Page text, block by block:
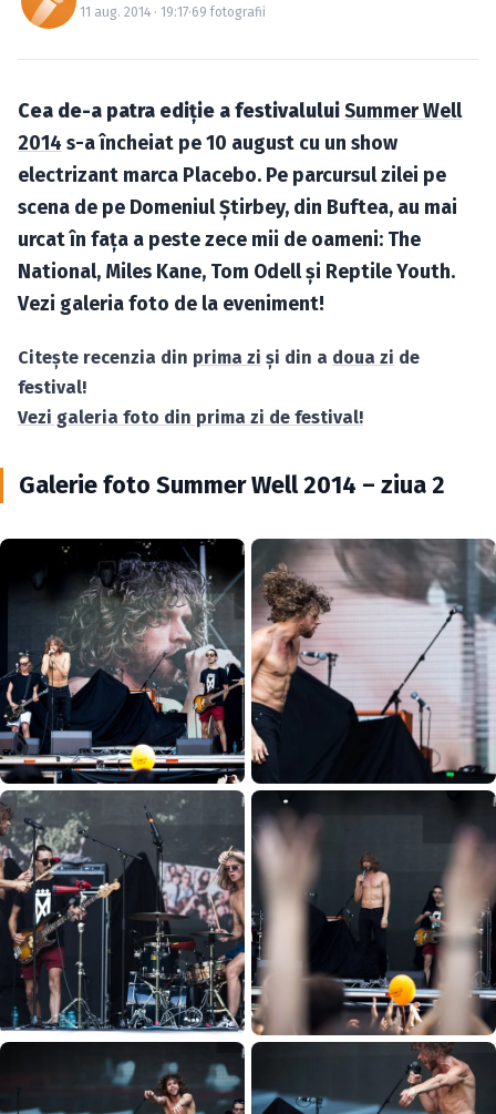
Caută în site...
11 aug. 2014 · 19:17·69 fotografii
Cea de-a patra ediţie a festivaluluiSummer Well
2014 s-a încheiat pe 10 august cu un show
electrizant marca Placebo. Pe parcursul zilei pe
scena de pe Domeniul Ştirbey, din Buftea, au mai
urcat în faţa a peste zece mii de oameni: The
National, Miles Kane, Tom Odell şi Reptile Youth.
Vezi galeria foto de la eveniment!
Citeşte recenzia din prima zi şi din a doua zi de
festival!
Vezi galeria foto din prima zi de festival!
Galerie foto Summer Well 2014 – ziua 2